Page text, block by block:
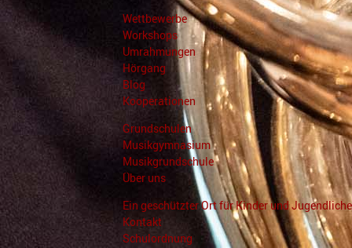
Wettbewerbe
Workshops
Umrahmungen
Hörgang
Blog
Kooperationen
Grundschulen
Musikgymnasium
Musikgrundschule
Über uns
Ein geschützter Ort für Kinder und Jugendliche
Kontakt
Schulordnung